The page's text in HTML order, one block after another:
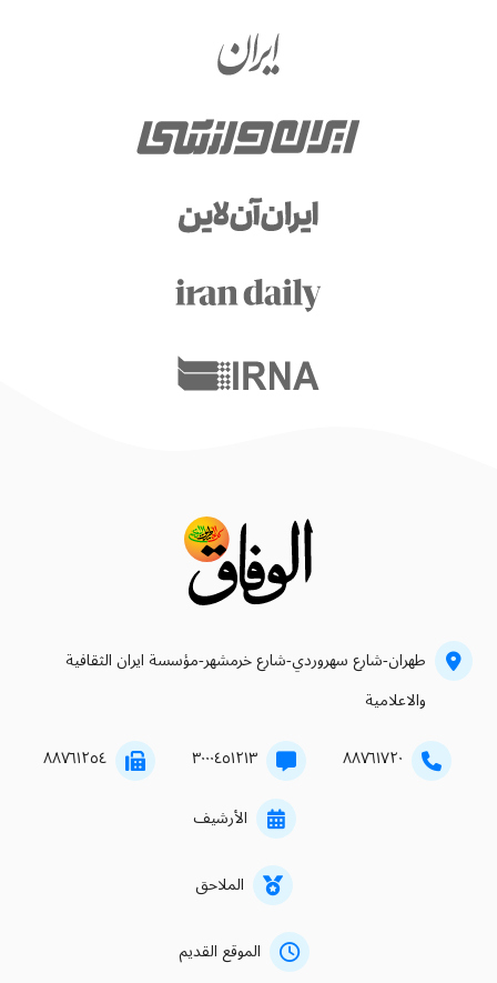
طهران-شارع سهروردي-شارع خرمشهر-مؤسسة ايران الثقافية
والاعلامية
۸۸۷٦۱۷۲۰ ۳۰۰۰٤٥۱۲۱۳ ۸۸۷٦۱۲٥٤
الأرشيف
الملاحق
الموقع القديم